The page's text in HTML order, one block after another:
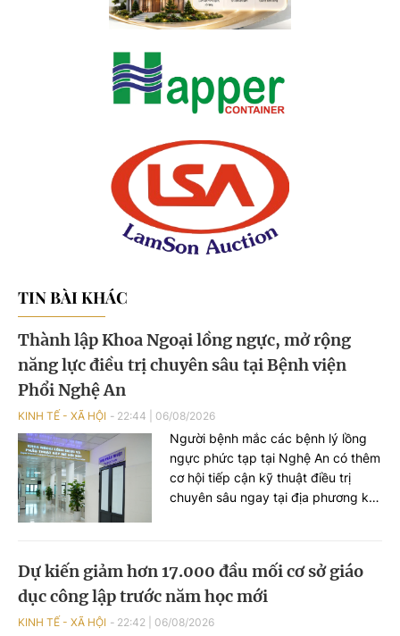
TIN BÀI KHÁC
Thành lập Khoa Ngoại lồng ngực, mở rộng
năng lực điều trị chuyên sâu tại Bệnh viện
Phổi Nghệ An
KINH TẾ - XÃ HỘI 22:44 06/08/2026
Người bệnh mắc các bệnh lý lồng
ngực phức tạp tại Nghệ An có thêm
cơ hội tiếp cận kỹ thuật điều trị
chuyên sâu ngay tại địa phương khi
Dự kiến giảm hơn 17.000 đầu mối cơ sở giáo
dục công lập trước năm học mới
KINH TẾ - XÃ HỘI 22:42 06/08/2026